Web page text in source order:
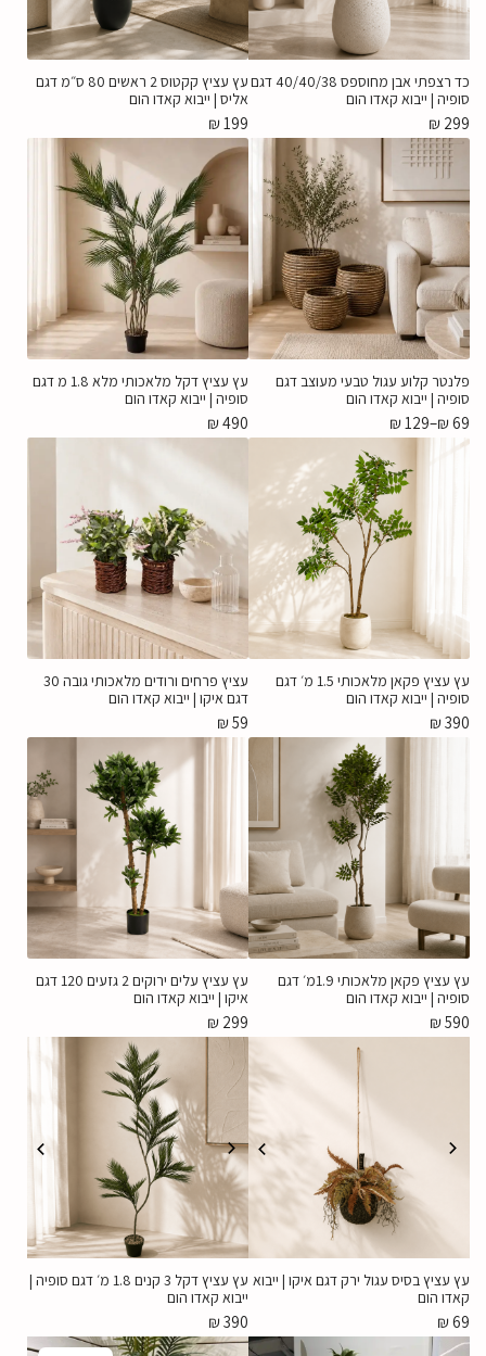
כד רצפתי אבן מחוספס 40/40/38 דגם
סופיה | ייבוא קאדו הום
₪ 299
עץ עציץ קקטוס 2 ראשים 80 ס״מ דגם
אליס | ייבוא קאדו הום
₪199
פלנטר קלוע עגול טבעי מעוצב דגם
סופיה | ייבוא קאדו הום
₪69
–
₪129
עץ עציץ דקל מלאכותי מלא 1.8 מ דגם
סופיה | ייבוא קאדו הום
₪490
עץ עציץ פקאן מלאכותי 1.5 מ׳ דגם
סופיה | ייבוא קאדו הום
₪390
עציץ פרחים ורודים מלאכותי גובה 30
דגם איקו | ייבוא קאדו הום
₪59
עץ עציץ פקאן מלאכותי 1.9מ׳ דגם
סופיה | ייבוא קאדו הום
₪590
עץ עציץ עלים ירוקים 2 גזעים 120 דגם
איקו | ייבוא קאדו הום
₪ 299
עץ עציץ בסיס עגול ירק דגם איקו | ייבוא
קאדו הום
₪69
עץ עציץ דקל 3 קנים 1.8 מ׳ דגם סופיה |
ייבוא קאדו הום
₪390